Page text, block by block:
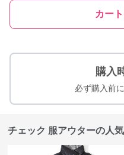
カー
購入
必ず購入前
チェック 服アウターの人